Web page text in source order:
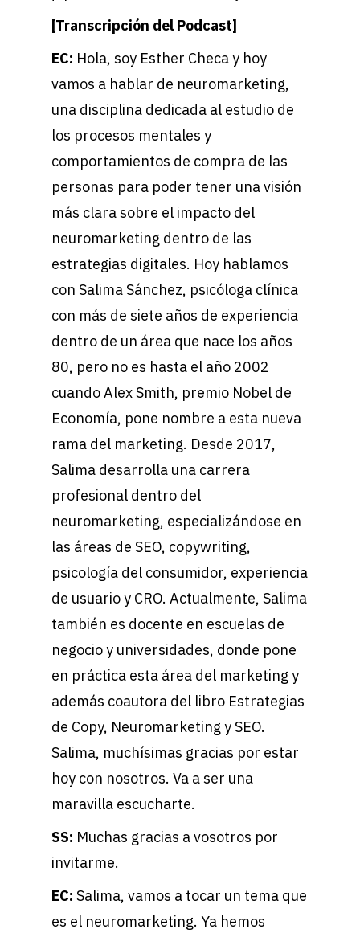
[Transcripción del Podcast]
EC: Hola, soy Esther Checa y hoy
vamos a hablar de neuromarketing,
una disciplina dedicada al estudio de
los procesos mentales y
comportamientos de compra de las
personas para poder tener una visión
más clara sobre el impacto del
neuromarketing dentro de las
estrategias digitales. Hoy hablamos
con Salima Sánchez, psicóloga clínica
con más de siete años de experiencia
dentro de un área que nace los años
80, pero no es hasta el año 2002
cuando Alex Smith, premio Nobel de
Economía, pone nombre a esta nueva
rama del marketing. Desde 2017,
Salima desarrolla una carrera
profesional dentro del
neuromarketing, especializándose en
las áreas de SEO, copywriting,
psicología del consumidor, experiencia
de usuario y CRO. Actualmente, Salima
también es docente en escuelas de
negocio y universidades, donde pone
en práctica esta área del marketing y
además coautora del libro Estrategias
de Copy, Neuromarketing y SEO.
Salima, muchísimas gracias por estar
hoy con nosotros. Va a ser una
maravilla escucharte.
SS: Muchas gracias a vosotros por
invitarme.
EC: Salima, vamos a tocar un tema que
es el neuromarketing. Ya hemos